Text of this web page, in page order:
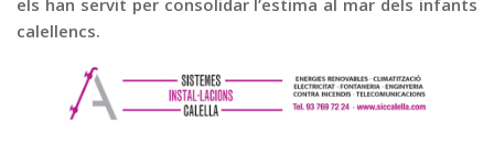
calellencs.